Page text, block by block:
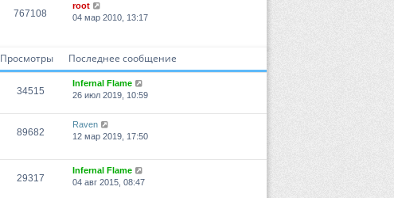
767108
root
04 мар 2010, 13:17
Просмотры Последнее сообщение
34515
Infernal Flame
26 июл 2019, 10:59
89682
Raven
12 мар 2019, 17:50
29317
Infernal Flame
04 авг 2015, 08:47